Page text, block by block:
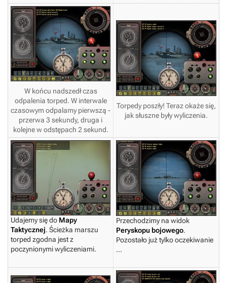
W końcu nadszedł czas
odpalenia torped. W interwale
czasowym odpalamy pierwszą -
przerwa 3 sekundy, druga i
kolejne w odstępach 2 sekund.
Torpedy poszły! Teraz okaże się,
jak słuszne były wyliczenia.
Udajemy się do Mapy
Taktycznej. Ścieżka marszu
torped zgodna jest z
poczynionymi wyliczeniami.
Przechodzimy na widok
Peryskopu bojowego.
Pozostało już tylko oczekiwanie
...